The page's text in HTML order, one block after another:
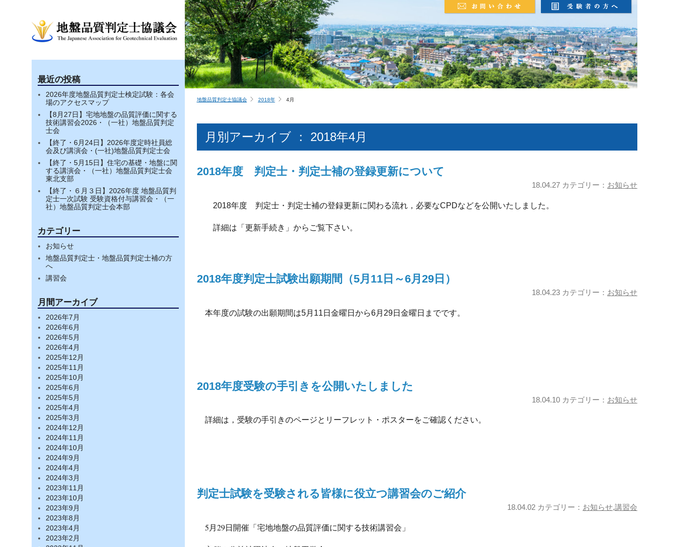
最近の投稿
2026年度地盤品質判定士検定試験：各会
場のアクセスマップ
【8月27日】宅地地盤の品質評価に関する
技術講習会2026・（一社）地盤品質判定
士会
【終了・6月24日】2026年度定時社員総
会及び講演会・(一社)地盤品質判定士会
【終了・5月15日】住宅の基礎・地盤に関
する講演会・（一社）地盤品質判定士会
東北支部
【終了・６月３日】2026年度 地盤品質判
定士一次試験 受験資格付与講習会・（一
社）地盤品質判定士会本部
カテゴリー
お知らせ
地盤品質判定士・地盤品質判定士補の方
へ
講習会
月間アーカイブ
2026年7月
2026年6月
2026年5月
2026年4月
2025年12月
2025年11月
2025年10月
2025年6月
2025年5月
2025年4月
2025年3月
2024年12月
2024年11月
2024年10月
2024年9月
2024年4月
2024年3月
2023年11月
2023年10月
2023年9月
2023年8月
2023年4月
2023年2月
地盤品質判定士協議会 2018年 4月
月別アーカイブ ： 2018年4月
2018年度 判定士・判定士補の登録更新について
18.04.27 カテゴリー： お知らせ
2018年度 判定士・判定士補の登録更新に関わる流れ，必要なCPDなどを公開いたしました。
詳細は「更新手続き」からご覧下さい。
2018年度判定士試験出願期間（5月11日～6月29日）
18.04.23 カテゴリー： お知らせ
本年度の試験の出願期間は5月11日金曜日から6月29日金曜日までです。
2018年度受験の手引きを公開いたしました
18.04.10 カテゴリー： お知らせ
詳細は，受験の手引きのページとリーフレット・ポスターをご確認ください。
判定士試験を受験される皆様に役立つ講習会のご紹介
18.04.02 カテゴリー： お知らせ,講習会
5月29日開催「宅地地盤の品質評価に関する技術講習会」